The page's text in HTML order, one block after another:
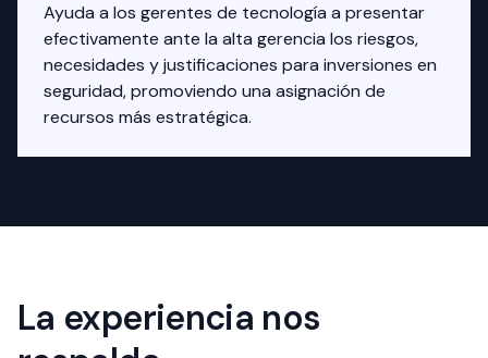
Ayuda a los gerentes de tecnología a presentar
efectivamente ante la alta gerencia los riesgos,
necesidades y justificaciones para inversiones en
seguridad, promoviendo una asignación de
recursos más estratégica.
La experiencia nos